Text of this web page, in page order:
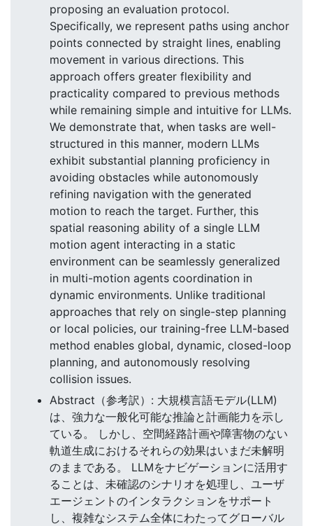
proposing an evaluation protocol.
Specifically, we represent paths using anchor
points connected by straight lines, enabling
movement in various directions. This
approach offers greater flexibility and
practicality compared to previous methods
while remaining simple and intuitive for LLMs.
We demonstrate that, when tasks are well-
structured in this manner, modern LLMs
exhibit substantial planning proficiency in
avoiding obstacles while autonomously
refining navigation with the generated
motion to reach the target. Further, this
spatial reasoning ability of a single LLM
motion agent interacting in a static
environment can be seamlessly generalized
in multi-motion agents coordination in
dynamic environments. Unlike traditional
approaches that rely on single-step planning
or local policies, our training-free LLM-based
method enables global, dynamic, closed-loop
planning, and autonomously resolving
collision issues.
Abstract（参考訳）: 大規模言語モデル(LLM)
は、強力な一般化可能な推論と計画能力を示し
ている。 しかし、空間経路計画や障害物のない
軌道生成におけるそれらの効果はいまだ未解明
のままである。 LLMをナビゲーションに活用す
ることは、未確認のシナリオを処理し、ユーザ
エージェントのインタラクションをサポート
し、複雑なシステム全体にわたってグローバル